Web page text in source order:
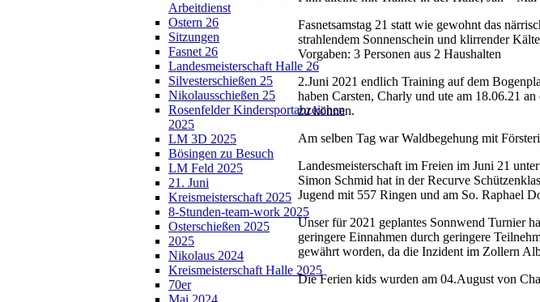
Arbeitdienst
Ostern 26
Sitzungen
Fasnet 26
Landesmeisterschaft Halle 26
Silvesterschießen 25
Nikolausschießen 25
Rosenfelder Kindersportabzeichen
2025
LM 3D 2025
Bösingen zu Besuch
LM Feld 2025
21. Juni
Kreismeisterschaft 2025
8-Stunden-team-work 2025
Osterschießen 2025
2025
Nikolaus 2024
Kreismeisterschaft Halle 2025
70er
Mai 2024
Fasnetsamstag 21 statt wie gewohnt das
strahlendem Sonnenschein und klirrender
Vorgaben: 3 Personen aus 2 Haushalten
2.Juni 2021 endlich Training auf dem
haben Carsten, Charly und ute am 18.06.21
zu
Am selben Tag war Waldbegehung mit
Landesmeisterschaft im Freien im Juni 21
Simon Schmid hat in der Recurve
Jugend mit 557 Ringen und am So. Raphael
Unser für 2021 geplantes Sonnwend Turnier
geringere Einnahmen durch geringere
gewährt worden, da die Inzident im Zollern
Die Ferien kids wurden am 04.August von